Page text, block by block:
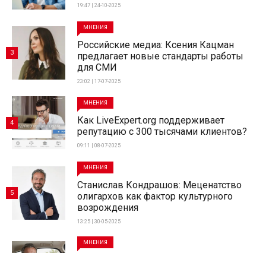
19:47 | 24-10-2025
МНЕНИЯ
Российские медиа: Ксения Кацман
предлагает новые стандарты работы
для СМИ
23:02 | 17-07-2025
3
МНЕНИЯ
Как LiveExpert.org поддерживает
репутацию с 300 тысячами клиентов?
09:11 | 08-07-2025
4
МНЕНИЯ
Станислав Кондрашов: Меценатство
олигархов как фактор культурного
возрождения
13:25 | 30-05-2025
5
МНЕНИЯ